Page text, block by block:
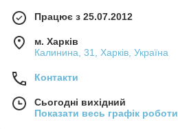
Працює з 25.07.2012
м. Харків
Калинина, 31, Харків, Україна
Контакти
Сьогодні вихідний
Показати весь графік роботи